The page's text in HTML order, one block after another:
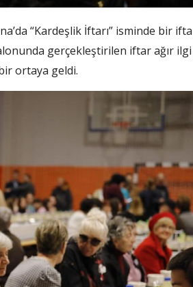
“Kardeşlik İftarı” isminde bir
gerçekleştirilen iftar ağır
ortaya geldi.